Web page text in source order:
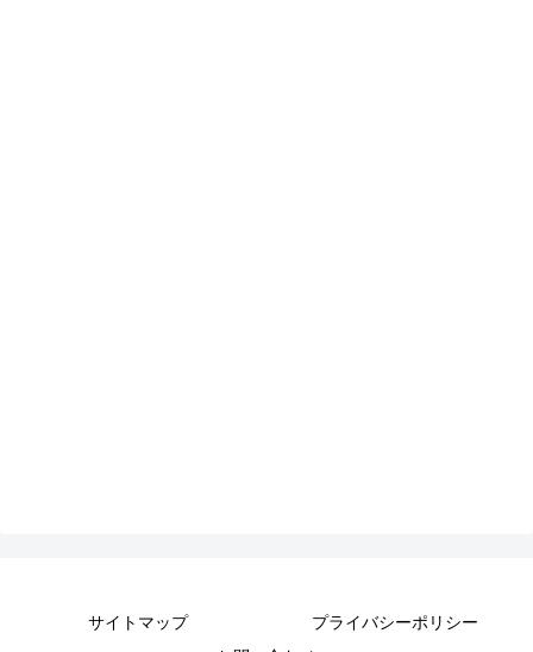
サイトマップ
プライバシーポリシー